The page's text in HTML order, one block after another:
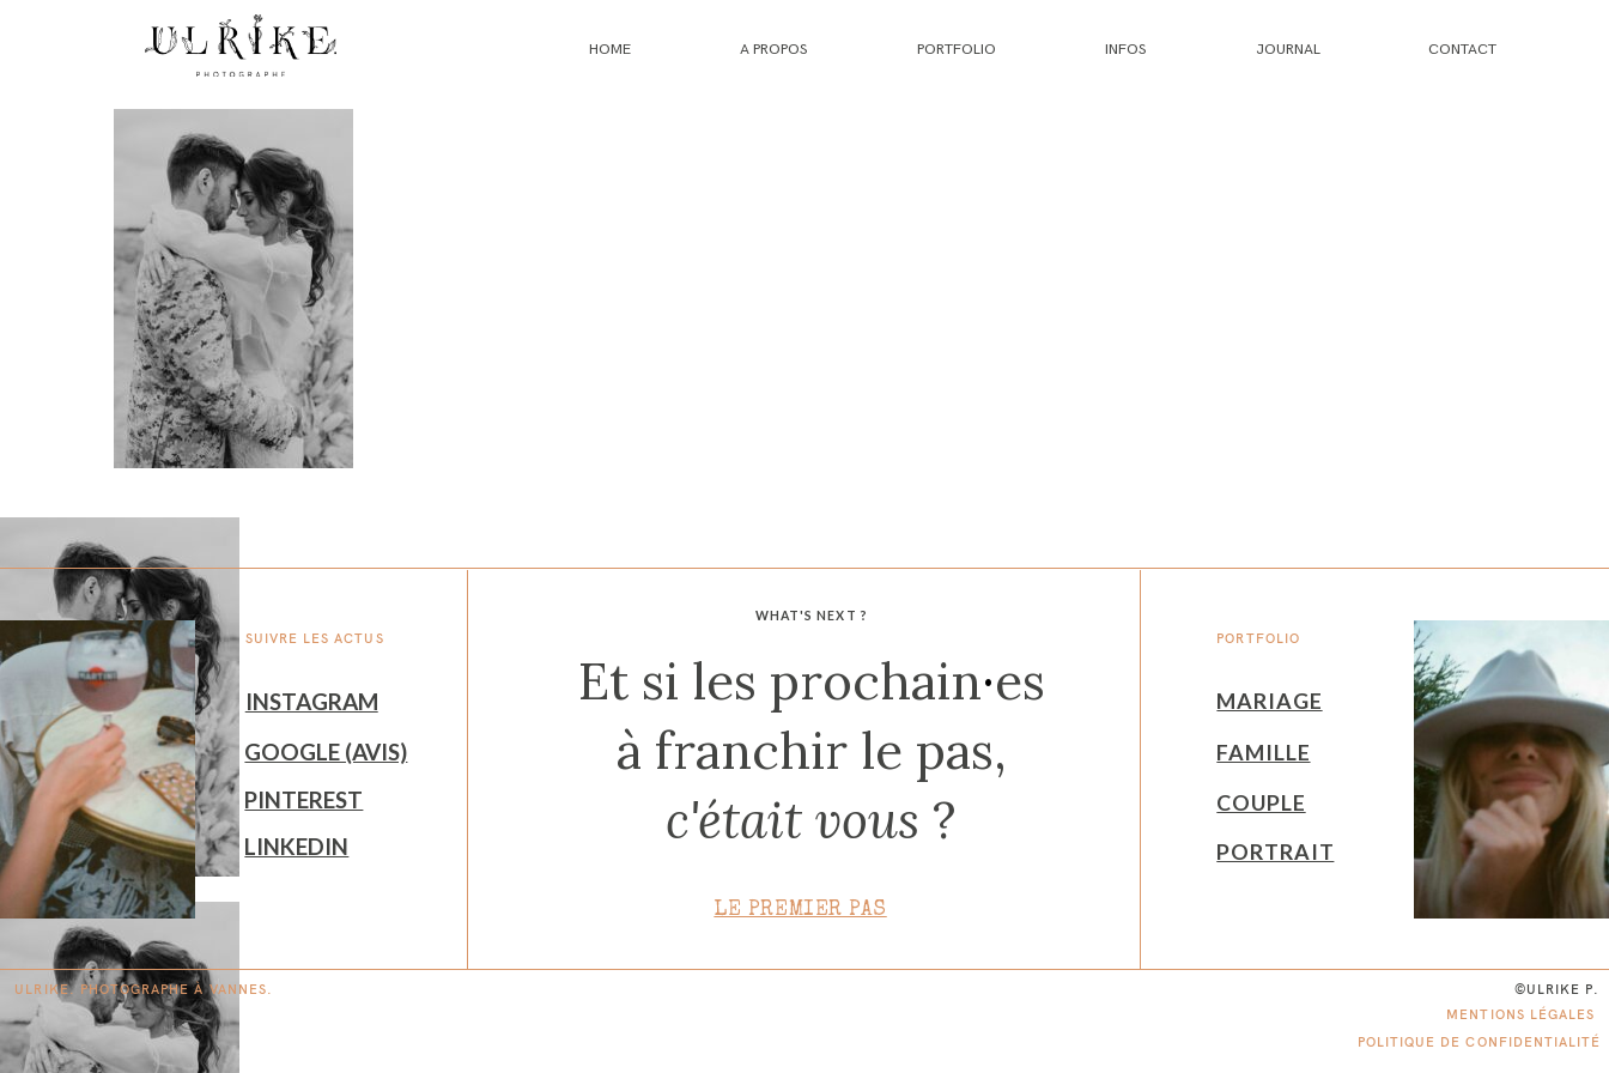
HOME A PROPOS PORTFOLIO INFOS JOURNAL CONTACT
WHAT'S NEXT ?
PORTFOLIO
SUIVRE LES ACTUS
Et si les prochain·es
à franchir le pas,
c'était vous ?
MARIAGE
INSTAGRAM
GOOGLE (AVIS)
FAMILLE
PINTEREST COUPLE
LINKEDIN PORTRAIT
LE PREMIER PAS
©ULRIKE P.
ULRIKE. PHOTOGRAPHE ÀVAN NES.
MENTIONS LÉGALES
POLITIQUE DE CONFIDENTIALITÉ